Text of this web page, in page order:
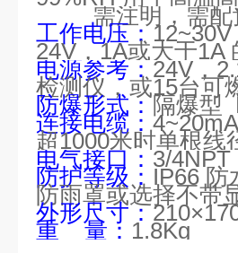
需注明，需
工作电压：
24V，1A或大于1A
电源参考：24V，
检测仪，或15台可
防爆形式：隔爆型
连接电缆：
超1000米时单根线
电气接口：3/
防护等级： IP66
防雨罩或选择不带
外形尺寸：
重 量： 1.8Kg